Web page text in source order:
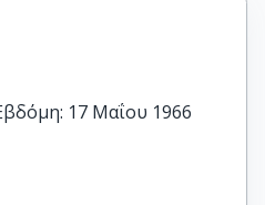
17 Μαΐου 1966